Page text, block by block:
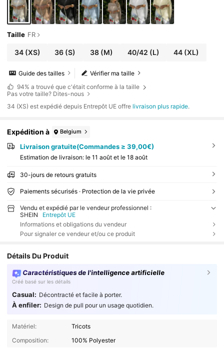
Taille FR
34(XS) 36 (S) 38(M) 40/42 (L) 44 (XL)
Vérifier ma taille
Guide des tailles
94% a trouvé que c'était conforme à la taille
Pas votre taille? Dites-nous
​34 (XS) est expédié depuis Entrepôt UE offre livraison plus rapide.
Expédition à Belgium
Livraison gratuite(Commandes ≥ 39,00€)
Estimation de livraison: le 11 août et le 18 août
30-jours de retours gratuits
Paiements sécurisés · Protection de la vie privée
Vendu et expédié par le vendeur professionnel :
SHEIN
Entrepôt UE
Informations et obligations du vendeur
Pour signaler ce vendeur et/ou ce produit
Détails Du Produit
Caractéristiques de l'intelligence artificielle
Créé basé sur les détails
Casual: Décontracté et facile à porter.
À enfiler: Design de pull pour un usage quotidien.
Matériel:
Tricots
Composition:
100% Polyester